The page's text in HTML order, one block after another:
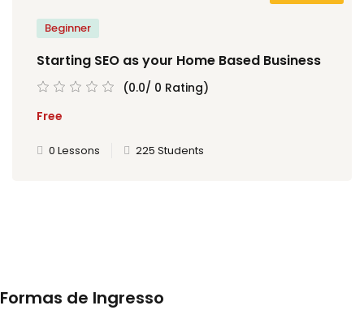
Beginner
Starting SEO as your Home Based Business
(0.0/ 0 Rating)
Free
0 Lessons 225 Students
Formas de Ingresso